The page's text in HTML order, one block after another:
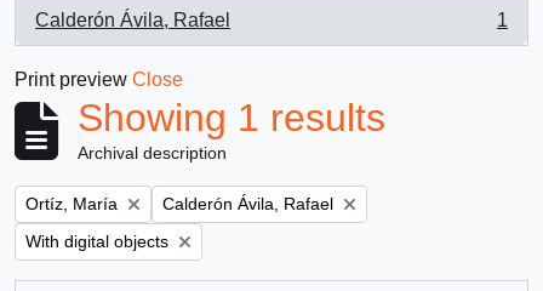
Calderón Ávila, Rafael
, 1 results
1
Print preview Close
Showing 1 results
Archival description
Remove filter:
Ortíz, María Remove filter:
Calderón Ávila, Rafael
Remove filter:
With digital objects